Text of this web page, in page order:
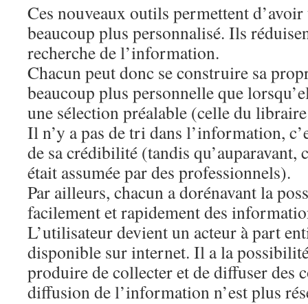
Ces nouveaux outils permettent
beaucoup plus personnalisé. Ils
recherche de l’information.
Chacun peut donc se construire sa
beaucoup plus personnelle que
une sélection préalable (celle du
Il n’y a pas de tri dans l’information,
de sa crédibilité (tandis qu’auparavant,
était assumée par des professionnels).
Par ailleurs, chacun a dorénavant la
facilement et rapidement des
L’utilisateur devient un acteur à part
disponible sur internet. Il a la
produire de collecter et de diffuser des
diffusion de l’information n’est plus